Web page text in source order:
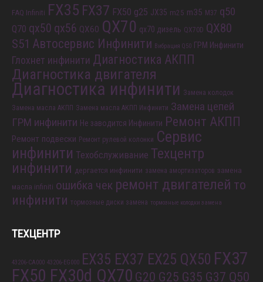
FAQ Infiniti FX35 FX37 FX50 g25 JX35 m25 m35 M37 q50
Q70 qx50 qx56 QX60 QX70 qx70 дизель QX70D QX80
S51 Автосервис Инфинити Вибрация Q50 ГРМ Инфинити
Глохнет инфинити Диагностика АКПП
Диагностика двигателя
Диагностика инфинити Замена колодок
Замена масла АКПП Замена масла АКПП Инфинити Замена цепей
ГРМ инфинити Не заводится Инфинити Ремонт АКПП
Ремонт подвески Ремонт рулевой колонки Сервис
инфинити Техобслуживание Техцентр
инфинити дергается инфинити замена амортизаторов замена
масла infiniti ошибка чек ремонт двигателей то
инфинити тормозные диски замена тормозные колодки замена
ТЕХЦЕНТР
43206-CA000 43206-EG000 EX35 EX37 EX25 QX50 FX37
FX50 FX30d QX70 G20 G25 G35 G37 Q50